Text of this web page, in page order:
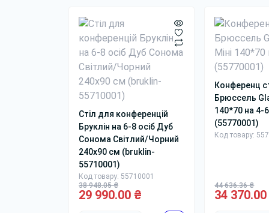
Стіл для конференцій
Бруклін на 6-8 осіб Дуб
Сонома Світлий/Чорний
240x90 см (bruklin-
55710001)
Код товару: 55710001
38 948.05 ₴
29 990.00 ₴
Конференц
Брюссель
140*70 на 4-6
(55770001)
Код товару:
44 636.36 ₴
34